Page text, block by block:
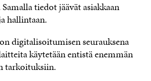
tiedot jäävät asiakkaan
hallintaan.
digitalisoitumisen seurauksena
käytetään entistä enemmän
tarkoituksiin.